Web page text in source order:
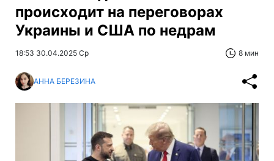
происходит на переговорах
Украины и США по недрам
18:53 30.04.2025 Ср 8 мин
АННА БЕРЕЗИНА